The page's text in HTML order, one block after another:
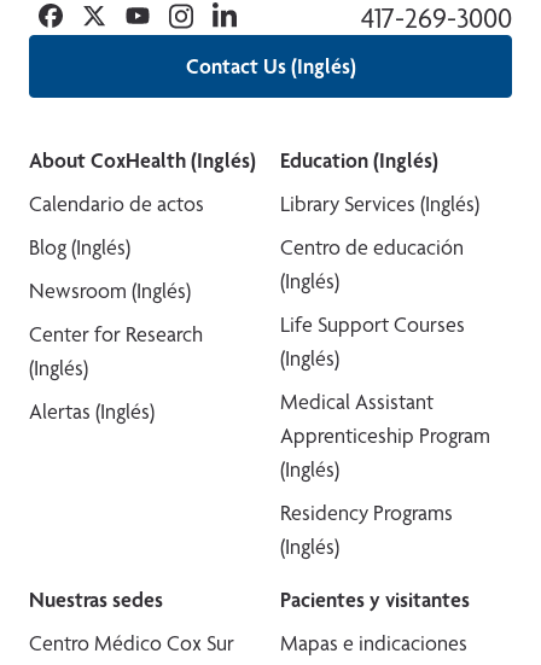
Contact Us (Inglés)
417-269-3000
Facebook
TwitterYouTubeInstagramLinkedin
About CoxHealth (Inglés)
Calendario de actos
Blog (Inglés)
Newsroom (Inglés)
Center for Research
(Inglés)
Alertas (Inglés)
Education (Inglés)
Library Services (Inglés)
Centro de educación
(Inglés)
Life Support Courses
(Inglés)
Medical Assistant
Apprenticeship Program
(Inglés)
Residency Programs
(Inglés)
Nuestras sedes
Centro Médico Cox Sur
Pacientes y visitantes
Mapas e indicaciones